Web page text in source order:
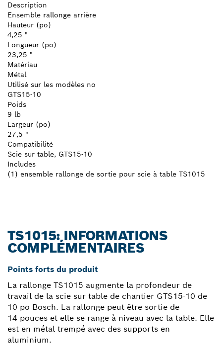
Description
Ensemble rallonge arrière
Hauteur (po)
4,25 "
Longueur (po)
23,25 "
Matériau
Métal
Utilisé sur les modèles no
GTS15-10
Poids
9 lb
Largeur (po)
27,5 "
Compatibilité
Scie sur table, GTS15-10
Includes
(1) ensemble rallonge de sortie pour scie à table TS1015
TS1015: INFORMATIONS
COMPLÉMENTAIRES
Points forts du produit
La rallonge TS1015 augmente la profondeur de
travail de la scie sur table de chantier GTS15-10 de
10 po Bosch. La rallonge peut être sortie de
14 pouces et elle se range à niveau avec la table. Elle
est en métal trempé avec des supports en
aluminium.